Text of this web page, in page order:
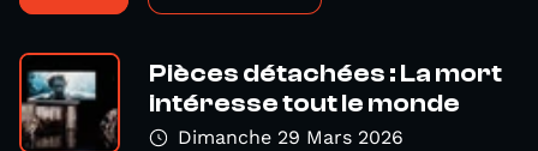
Pièces détachées : La mort
intéresse tout le monde
Dimanche 29 Mars 2026